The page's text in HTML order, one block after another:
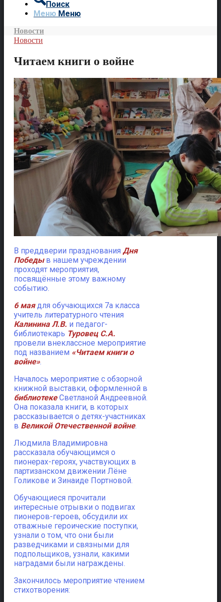
Поиск
Меню Меню
Новости
Новости
Читаем книги о войне
В преддверии празднования Дня
Победыв нашем учреждении
проходят мероприятия,
посвящённые этому важному
событию.
6 маядля обучающихся 7а класса
учитель литературного чтения
Калинина Л.В. и педагог-
библиотекарь Туровец С.А.
провели внеклассное мероприятие
под названием «Читаем книги о
войне».
Началось мероприятие с обзорной
книжной выставки, оформленной в
библиотекеСветланой Андреевной.
Она показала книги, в которых
рассказывается о детях-участниках
в Великой Отечественной войне.
Людмила Владимировна
рассказала обучающимся о
пионерах-героях, участвующих в
партизанском движении Лёне
Голикове и Зинаиде Портновой.
Обучающиеся прочитали
интересные отрывки о подвигах
пионеров-героев, обсудили их
отважные героические поступки,
узнали о том, что они были
разведчиками и связными для
подпольщиков, узнали, какими
наградами были награждены.
Закончилось мероприятие чтением
стихотворения: